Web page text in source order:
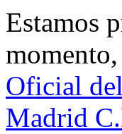
Estamos
Oficial
Madrid